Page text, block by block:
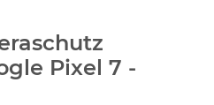
Pixel 7 -